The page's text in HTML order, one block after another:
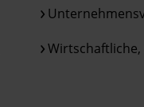
Wirtschaftliche,